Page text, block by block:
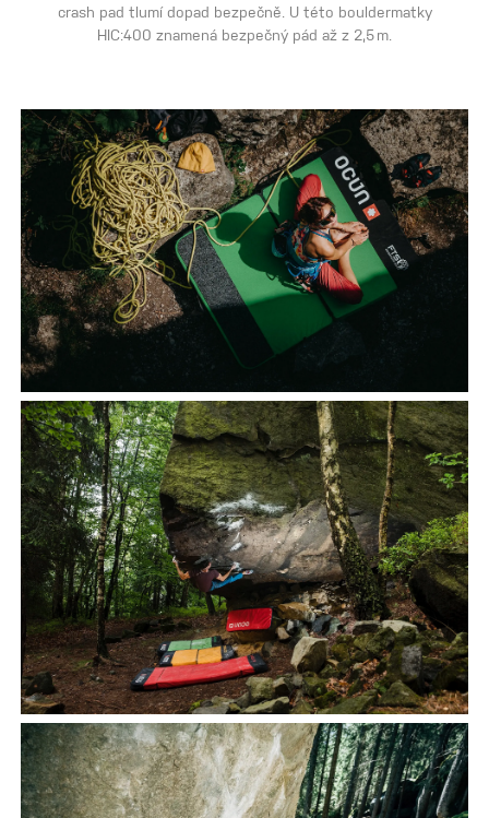
crash pad tlumí dopad bezpečně. U této bouldermatky
HIC:400 znamená bezpečný pád až z 2,5 m.